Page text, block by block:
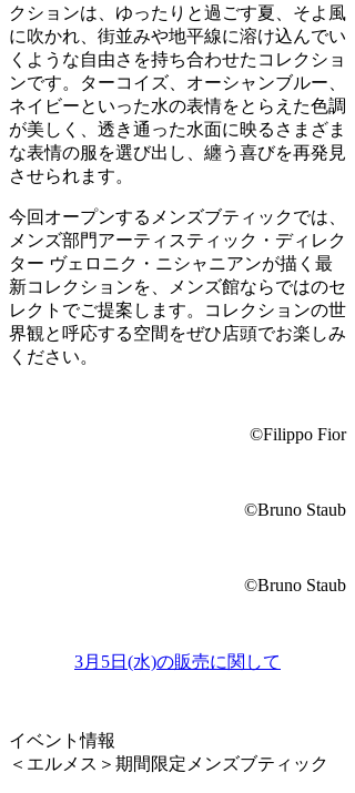
クションは、ゆったりと過ごす夏、そよ風
に吹かれ、街並みや地平線に溶け込んでい
くような自由さを持ち合わせたコレクショ
ンです。ターコイズ、オーシャンブルー、
ネイビーといった水の表情をとらえた色調
が美しく、透き通った水面に映るさまざま
な表情の服を選び出し、纏う喜びを再発見
させられます。
今回オープンするメンズブティックでは、
メンズ部門アーティスティック・ディレク
ター ヴェロニク・ニシャニアンが描く最
新コレクションを、メンズ館ならではのセ
レクトでご提案します。コレクションの世
界観と呼応する空間をぜひ店頭でお楽しみ
ください。
©Filippo Fior
©Bruno Staub
©Bruno Staub
3月5日(水)の販売に関して
イベント情報
＜エルメス＞期間限定メンズブティック